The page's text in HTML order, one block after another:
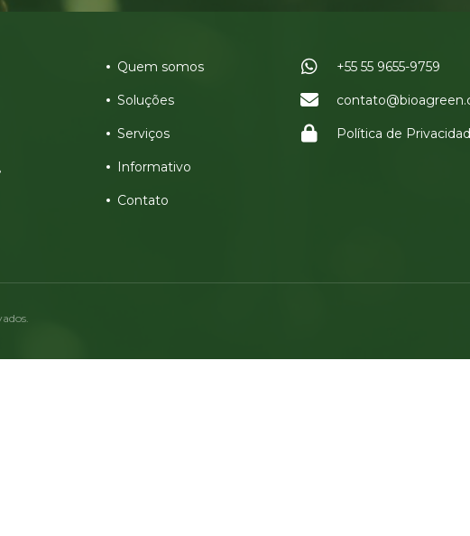
Quem somos
Soluções
Serviços
Informativo
Contato
+55 55 9655-9759
Política de